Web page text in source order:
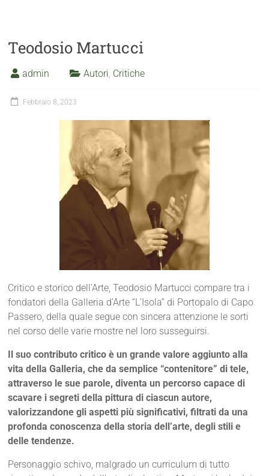
Teodosio Martucci
admin Autori, Critiche
Febbraio 8, 2023
Critico e storico dell’Arte, Teodosio Martucci compare tra i
fondatori della Galleria d’Arte “L’Isola” di Portopalo di Capo
Passero, della quale segue con sincera attenzione le sorti
nel corso delle varie mostre nel loro susseguirsi.
Il suo contributo critico è un grande valore aggiunto alla
vita della Galleria, che da semplice “contenitore” di tele,
attraverso le sue parole, diventa un percorso capace di
scavare i segreti della pittura di ciascun autore,
valorizzandone gli aspetti più significativi, filtrati da una
profonda conoscenza della storia dell’arte, degli stili e
delle tendenze.
Personaggio schivo, malgrado un curriculum di tutto